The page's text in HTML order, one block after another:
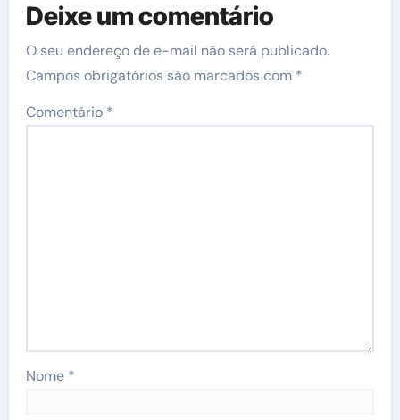
Deixe um comentário
O seu endereço de e-mail não será publicado.
Campos obrigatórios são marcados com *
Comentário *
Nome *